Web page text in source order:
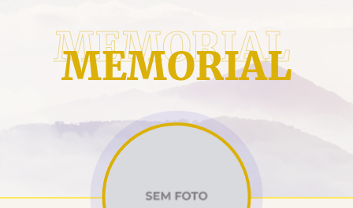
SOBRE NÓS
PLANO FUNERÁRIO
MENSAGENS
MEMORIAL